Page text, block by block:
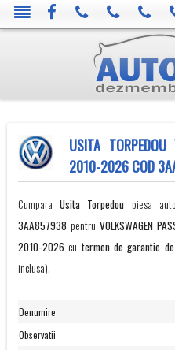
USITA
2010-2026 COD
CumparaUsita Torpedou piesa
3AA857938 pentru VOLKSWAGEN
2010-2026 cutermen de garantie
inclusa).
Denumire:
Observatii: